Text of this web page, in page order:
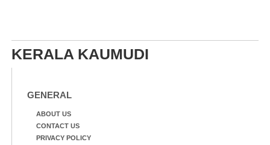
KERALA KAUMUDI
GENERAL
ABOUT US
CONTACT US
PRIVACY POLICY